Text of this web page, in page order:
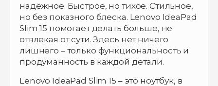
надёжное. Быстрое, но тихое. Стильное,
но без показного блеска. Lenovo IdeaPad
Slim 15 помогает делать больше, не
отвлекая от сути. Здесь нет ничего
лишнего – только функциональность и
продуманность в каждой детали.
Lenovo IdeaPad Slim 15 – это ноутбук, в